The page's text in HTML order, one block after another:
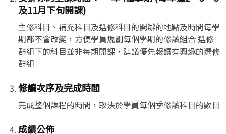
及11月下旬開課)
主修科目、補充科目及選修科目的開辦的地點及時間每學
期都不會改變，方便學員規劃每個學期的修讀組合 選修
群組下的科目並非每期開課，建議優先報讀有興趣的選修
群組
修讀次序及完成時間
完成整個課程的時間，取決於學員每個季修讀科目的數目
成績公佈